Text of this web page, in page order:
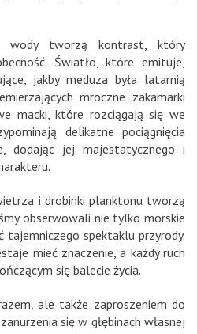
wody tworzą kontrast, który
Światło, które emituje,
jakby meduza była latarnią
mroczne zakamarki
macki, które rozciągają się we
delikatne pociągnięcia
dodając jej majestatycznego i
i drobinki planktonu tworzą
obserwowali nie tylko morskie
spektaklu przyrody.
mieć znaczenie, a każdy ruch
się balecie życia.
ale także zaproszeniem do
się w głębinach własnej